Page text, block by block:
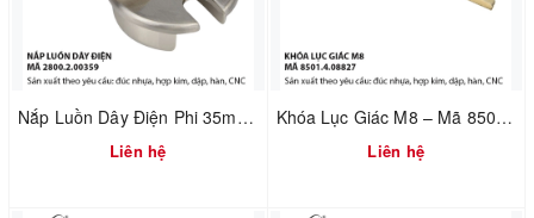
Nắp Luồn Dây Điện Phi 35mm – Hợp Kim Đúc Xi Mạ Nikel Xước Mờ | Mã 2800.2.00359
Liên hệ
Khóa Lục Giác M8 – Mã 8501.4.08827
Liên hệ